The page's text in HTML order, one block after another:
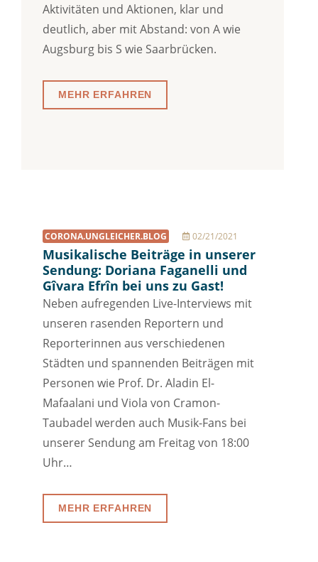
Aktivitäten und Aktionen, klar und
deutlich, aber mit Abstand: von A wie
Augsburg bis S wie Saarbrücken.
MEHR ERFAHREN
CORONA.UNGLEICHER.BLOG 02/21/2021
Musikalische Beiträge in unserer
Sendung: Doriana Faganelli und
Gîvara Efrîn bei uns zu Gast!
Neben aufregenden Live-Interviews mit
unseren rasenden Reportern und
Reporterinnen aus verschiedenen
Städten und spannenden Beiträgen mit
Personen wie Prof. Dr. Aladin El-
Mafaalani und Viola von Cramon-
Taubadel werden auch Musik-Fans bei
unserer Sendung am Freitag von 18:00
Uhr…
MEHR ERFAHREN